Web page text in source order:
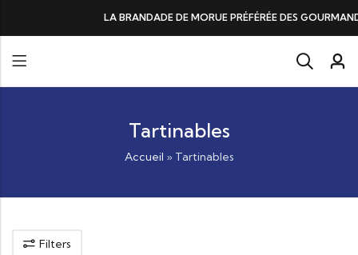
DE MORUE PRÉFÉRÉE DES GOURMANDS, N°1 DANS LES CŒURS ET
Tartinables
Accueil » Tartinables
Filters